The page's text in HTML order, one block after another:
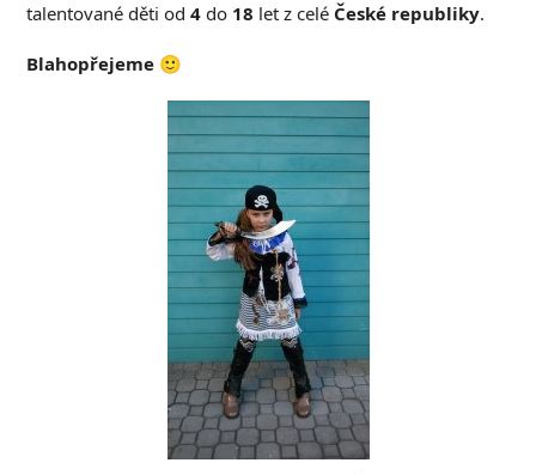
talentované děti od4 do 18 let z celé České republiky.
Blahopřejeme 🙂